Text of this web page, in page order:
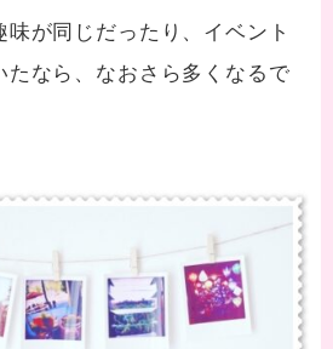
味が同じだったり、イベント
たなら、なおさら多くなるで